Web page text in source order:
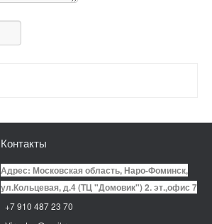
Контакты
Адрес: Московская область, Наро-Фоминск,
ул.Кольцевая, д.4 (ТЦ "Домовик") 2. эт.,офис 7
+7 910 487 23 70